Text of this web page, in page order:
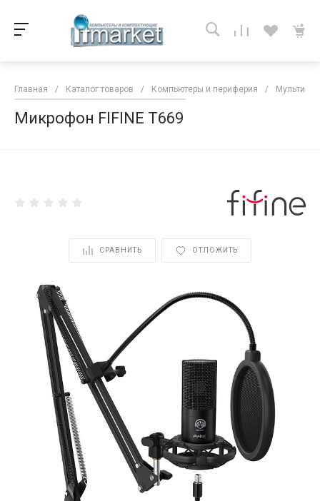
Главная / Каталог товаров / Компьютеры и периферия /
Микрофон FIFINE T669
СРАВНИТЬ ОТЛОЖИТЬ